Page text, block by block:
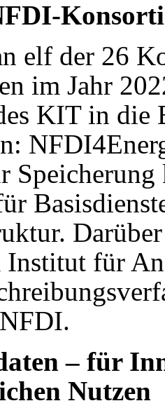
elf der 26
im Jahr
KIT in die
Institut für
– für
Nutzen